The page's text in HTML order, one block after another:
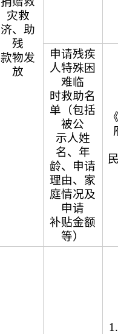
灾救
济、助
残
款物发
放
申请残疾
人特殊困
难临
时救助名
单（包括
被公
示人姓
名、年
龄、申请
理由、家
庭情况及
申请
补贴金额
等）